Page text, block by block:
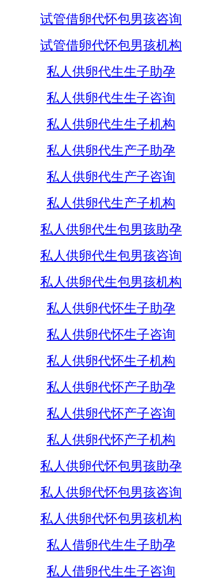
试管借卵代怀包男孩咨询
试管借卵代怀包男孩机构
私人供卵代生生子助孕
私人供卵代生生子咨询
私人供卵代生生子机构
私人供卵代生产子助孕
私人供卵代生产子咨询
私人供卵代生产子机构
私人供卵代生包男孩助孕
私人供卵代生包男孩咨询
私人供卵代生包男孩机构
私人供卵代怀生子助孕
私人供卵代怀生子咨询
私人供卵代怀生子机构
私人供卵代怀产子助孕
私人供卵代怀产子咨询
私人供卵代怀产子机构
私人供卵代怀包男孩助孕
私人供卵代怀包男孩咨询
私人供卵代怀包男孩机构
私人借卵代生生子助孕
私人借卵代生生子咨询